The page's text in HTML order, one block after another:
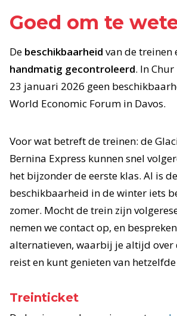
Goed om te
De beschikbaarheid van de treinen
handmatig gecontroleerd. In
23 januari 2026 geen
World Economic Forum in Davos.
Voor wat betreft de treinen: de
Bernina Express kunnen snel
het bijzonder de eerste klas. Al is de
beschikbaarheid in de winter iets
zomer. Mocht de trein zijn
nemen we contact op, en
alternatieven, waarbij je altijd over
reist en kunt genieten van
Treinticket